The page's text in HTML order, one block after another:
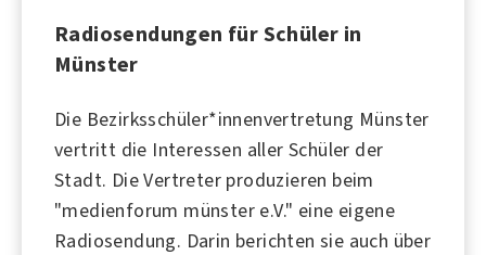
Radiosendungen für Schüler in
Münster
Die Bezirksschüler*innenvertretung Münster
vertritt die Interessen aller Schüler der
Stadt. Die Vertreter produzieren beim
"medienforum münster e.V." eine eigene
Radiosendung. Darin berichten sie auch über